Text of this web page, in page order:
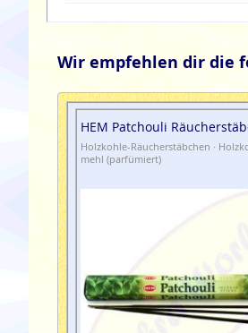
Wir empfehlen dir die
HEM Patchouli
Holzkohle-Räucherstäbchen ·
mehl (parfümiert)